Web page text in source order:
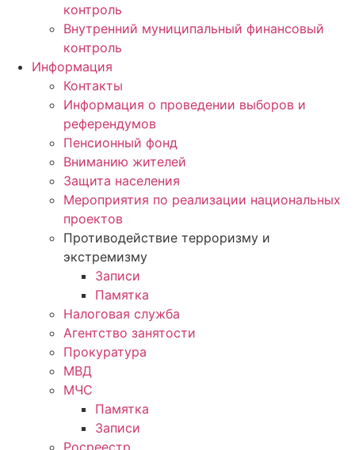
контроль
Внутренний муниципальный финансовый
контроль
Информация
Контакты
Информация о проведении выборов и
референдумов
Пенсионный фонд
Вниманию жителей
Защита населения
Мероприятия по реализации национальных
проектов
Противодействие терроризму и
экстремизму
Записи
Памятка
Налоговая служба
Агентство занятости
Прокуратура
МВД
МЧС
Памятка
Записи
Росреестр